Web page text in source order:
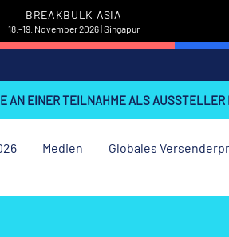
BREAKBULK ASIA
18.–19. November 2026 | Singapur
AN EINER TEILNAHME ALS AUSSTELLER
Medien Globales